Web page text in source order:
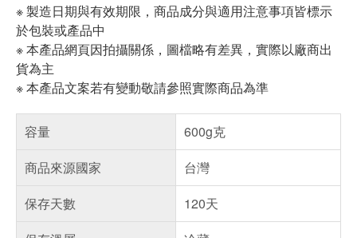
※ 製造日期與有效期限，商品成分與適用注意事項皆標示
於包裝或產品中
※ 本產品網頁因拍攝關係，圖檔略有差異，實際以廠商出
貨為主
※ 本產品文案若有變動敬請參照實際商品為準
容量
600g克
商品來源國家
台灣
保存天數
120天